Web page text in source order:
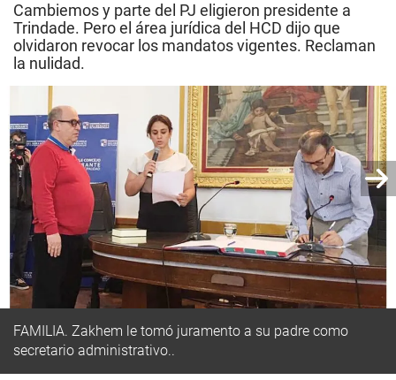
Cambiemos y parte del PJ eligieron presidente a
Trindade. Pero el área jurídica del HCD dijo que
olvidaron revocar los mandatos vigentes. Reclaman
la nulidad.
FAMILIA. Zakhem le tomó juramento a su padre como
secretario administrativo..